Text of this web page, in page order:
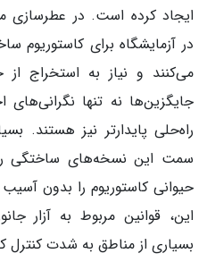
ایجاد کرده است. در عطرسازی
در آزمایشگاه برای کاستوریوم
می‌کنند و نیاز به استخراج
جایگزین‌ها نه تنها نگرانی‌های
راه‌حلی پایدارتر نیز هستند.
سمت این نسخه‌های ساختگی
حیوانی کاستوریوم را بدون
این، قوانین مربوط به آزار
بسیاری از مناطق به شدت کنترل